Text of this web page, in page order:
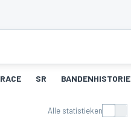
RACE SR BANDENHISTORIE
Alle statistieken